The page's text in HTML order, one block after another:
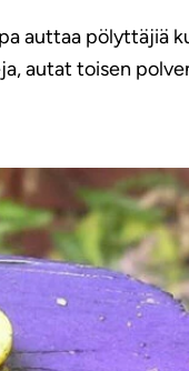
auttaa pölyttäjiä
autat toisen